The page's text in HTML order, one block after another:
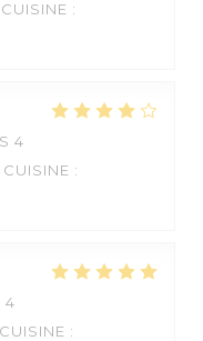
CUISINE :
4
CUISINE :
4
CUISINE :